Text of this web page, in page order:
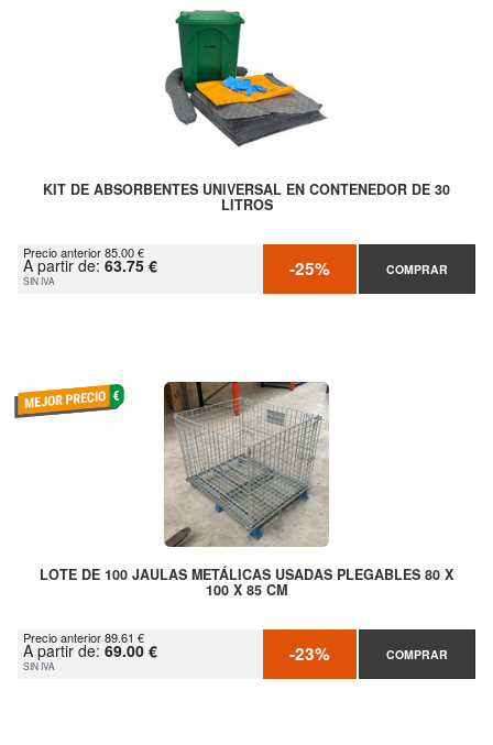
KIT DE ABSORBENTES UNIVERSAL EN CONTENEDOR DE 30
LITROS
Precio anterior 85.00 €
A partir de: 63.75 €
SIN IVA -25% COMPRAR
LOTE DE 100 JAULAS METÁLICAS USADAS PLEGABLES 80 X
100 X 85 CM
Precio anterior 89.61 €
A partir de: 69.00 €
SIN IVA -23% COMPRAR